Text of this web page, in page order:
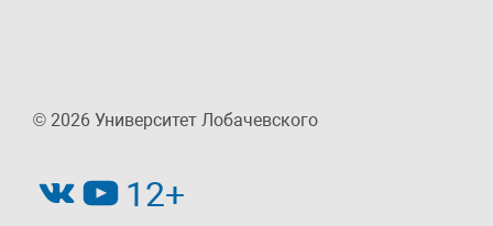
© 2026 Университет Лобачевского
12+